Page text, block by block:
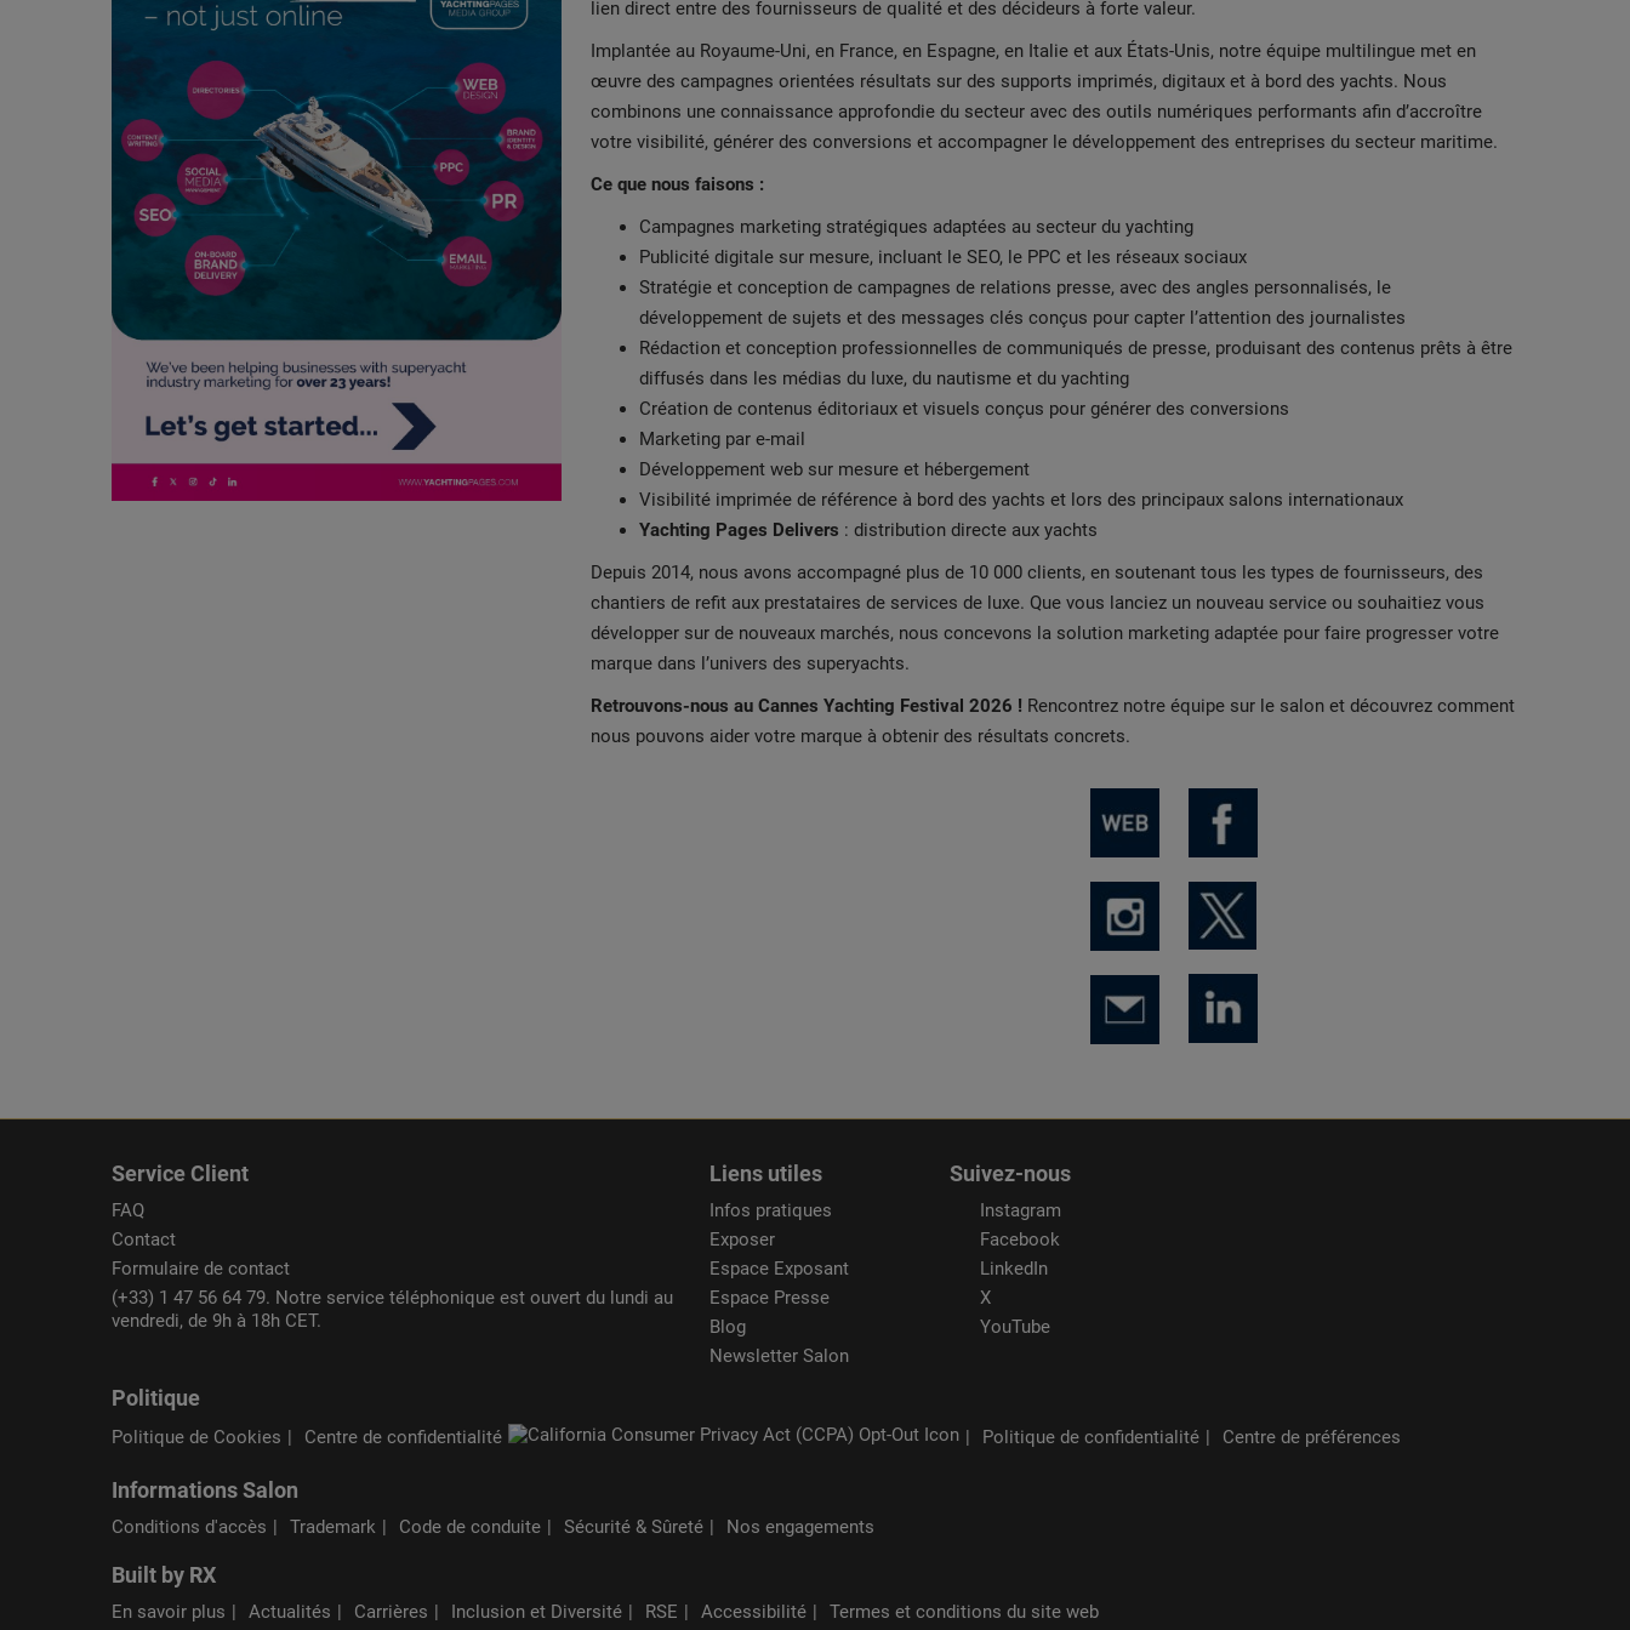
lien direct entre des fournisseurs de qualité et des décideurs à forte valeur.
Implantée au Royaume-Uni, en France, en Espagne, en Italie et aux États-Unis, notre équipe multilingue met en
œuvre des campagnes orientées résultats sur des supports imprimés, digitaux et à bord des yachts. Nous
combinons une connaissance approfondie du secteur avec des outils numériques performants afin d’accroître
votre visibilité, générer des conversions et accompagner le développement des entreprises du secteur maritime.
Ce que nous faisons :
Campagnes marketing stratégiques adaptées au secteur du yachting
Publicité digitale sur mesure, incluant le SEO, le PPC et les réseaux sociaux
Stratégie et conception de campagnes de relations presse, avec des angles personnalisés, le
développement de sujets et des messages clés conçus pour capter l’attention des journalistes
Rédaction et conception professionnelles de communiqués de presse, produisant des contenus prêts à être
diffusés dans les médias du luxe, du nautisme et du yachting
Création de contenus éditoriaux et visuels conçus pour générer des conversions
Marketing par e-mail
Développement web sur mesure et hébergement
Visibilité imprimée de référence à bord des yachts et lors des principaux salons internationaux
Yachting Pages Delivers : distribution directe aux yachts
Depuis 2014, nous avons accompagné plus de 10 000 clients, en soutenant tous les types de fournisseurs, des
chantiers de refit aux prestataires de services de luxe. Que vous lanciez un nouveau service ou souhaitiez vous
développer sur de nouveaux marchés, nous concevons la solution marketing adaptée pour faire progresser votre
marque dans l’univers des superyachts.
Retrouvons-nous au Cannes Yachting Festival 2026 ! Rencontrez notre équipe sur le salon et découvrez comment
nous pouvons aider votre marque à obtenir des résultats concrets.
Service Client
FAQ
Contact
Formulaire de contact
(+33) 1 47 56 64 79. Notre service téléphonique est ouvert du lundi au
vendredi, de 9h à 18h CET.
Liens utiles
Infos pratiques
Exposer
Espace Exposant
Espace Presse
Blog
Newsletter Salon
Suivez-nous
Instagram
Facebook
LinkedIn
X
YouTube
Politique
Politique de Cookies Centre de confidentialité Politique de confidentialité Centre de préférences
Informations Salon
Conditions d'accès Trademark Code de conduite Sécurité & Sûreté Nos engagements
Built by RX
En savoir plus Actualités Carrières Inclusion et Diversité RSE Accessibilité Termes et conditions du site web